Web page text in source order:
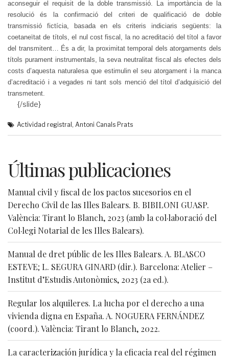
aconseguir el requisit de la doble transmissió. La importància de la
resolució és la confirmació del criteri de qualificació de doble
transmissió fictícia, basada en els criteris indiciaris següents: la
coetaneïtat de títols, el nul cost fiscal, la no acreditació del títol a favor
del transmitent… És a dir, la proximitat temporal dels atorgaments dels
títols purament instrumentals, la seva neutralitat fiscal als efectes dels
costs d’aquesta naturalesa que estimulin el seu atorgament i la manca
d’acreditació i a vegades ni tant sols menció del títol d’adquisició del
transmetent.
{/slide}
Actividad registral , Antoni Canals Prats
Últimas publicaciones
Manual civil y fiscal de los pactos sucesorios en el
Derecho Civil de las Illes Balears. B. BIBILONI GUASP.
València: Tirant lo Blanch, 2023 (amb la col·laboració del
Col·legi Notarial de les Illes Balears).
Manual de dret públic de les Illes Balears. A. BLASCO
ESTEVE; L. SEGURA GINARD (dir.). Barcelona: Atelier –
Institut d’Estudis Autonòmics, 2023 (2a ed.).
Regular los alquileres. La lucha por el derecho a una
vivienda digna en España. A. NOGUERA FERNÁNDEZ
(coord.). València: Tirant lo Blanch, 2022.
La caracterización jurídica y la eficacia real del régimen